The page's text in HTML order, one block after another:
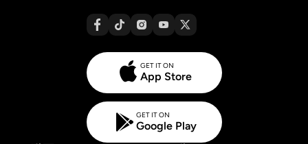
GET IT ON
App Store
GET IT ON
Google Play